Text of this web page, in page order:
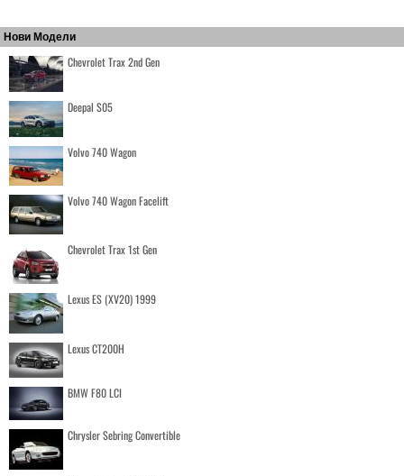
Нови Модели
Chevrolet Trax 2nd Gen
Deepal S05
Volvo 740 Wagon
Volvo 740 Wagon Facelift
Chevrolet Trax 1st Gen
Lexus ES (XV20) 1999
Lexus CT200H
BMW F80 LCI
Chrysler Sebring Convertible